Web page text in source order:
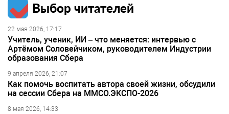
Выбор читателей
22 мая 2026, 17:17
Учитель, ученик, ИИ – что меняется: интервью с
Артёмом Соловейчиком, руководителем Индустрии
образования Сбера
9 апреля 2026, 21:07
Как помочь воспитать автора своей жизни, обсудили
на сессии Сбера на ММСО.ЭКСПО-2026
8 мая 2026, 14:33